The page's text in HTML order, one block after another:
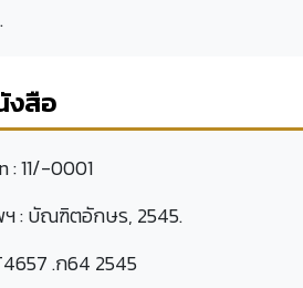
งสือ
:11/-0001
: บัณฑิตอักษร, 2545.
.ก64 2545